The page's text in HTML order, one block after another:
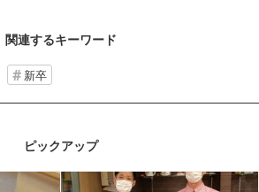
関連するキーワード
新卒
ピックアップ
記事を読む